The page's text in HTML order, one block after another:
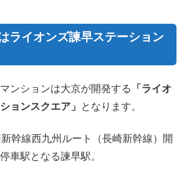
ライオンズ諫早ステーション
ンションは大京が開発する
「ライオ
ョンスクエア」
となります。
幹線西九州ルート（長崎新幹線）開
車駅となる諫早駅。